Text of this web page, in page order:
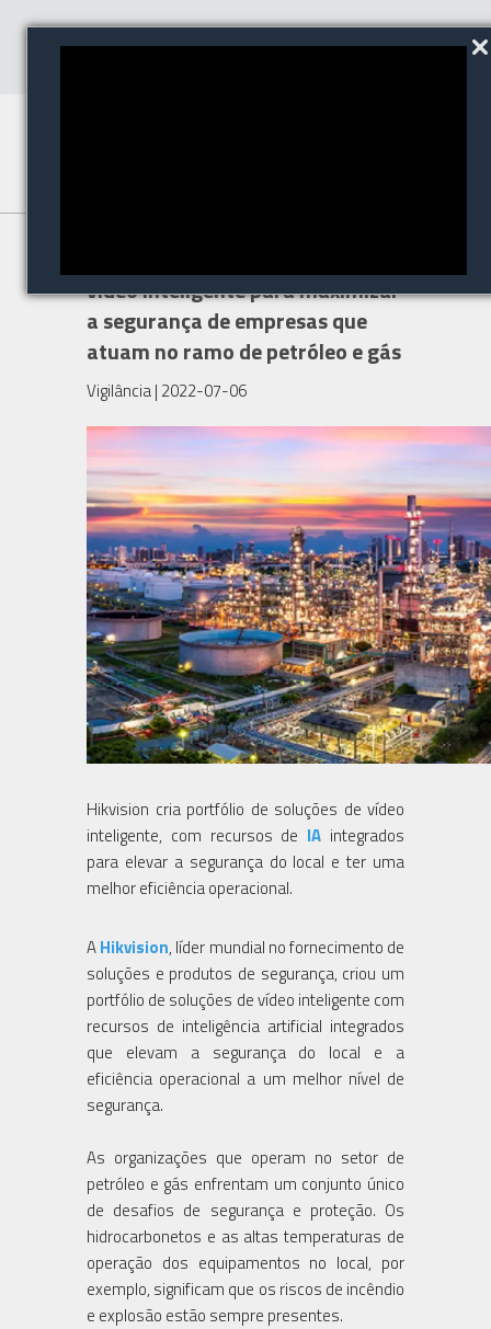
vídeo inteligente para maximizar
a segurança de empresas que
atuam no ramo de petróleo e gás
Vigilância| 2022-07-06
Hikvision cria portfólio de soluções de vídeo
inteligente, com recursos de IA integrados
para elevar a segurança do local e ter uma
melhor eficiência operacional.
AHikvision, líder mundial no fornecimento de
soluções e produtos de segurança, criou um
portfólio de soluções de vídeo inteligente com
recursos de inteligência artificial integrados
que elevam a segurança do local e a
eficiência operacional a um melhor nível de
segurança.
As organizações que operam no setor de
petróleo e gás enfrentam um conjunto único
de desafios de segurança e proteção. Os
hidrocarbonetos e as altas temperaturas de
operação dos equipamentos no local, por
exemplo, significam que os riscos de incêndio
e explosão estão sempre presentes.